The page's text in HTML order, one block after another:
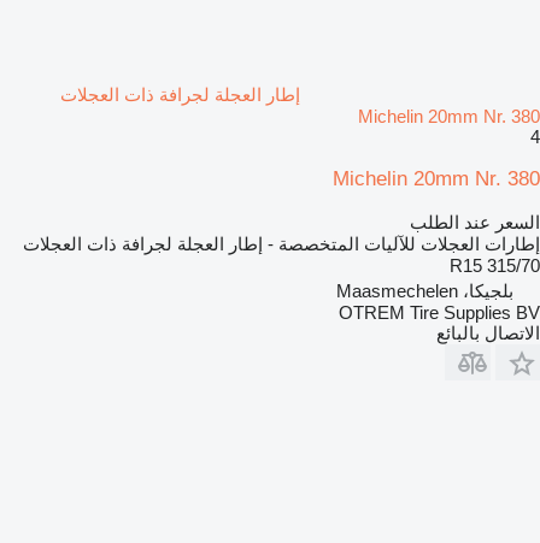
إطار العجلة لجرافة ذات العجلات
Michelin 20mm Nr. 380
4
Michelin 20mm Nr. 380
السعر عند الطلب
إطارات العجلات للآليات المتخصصة - إطار العجلة لجرافة ذات العجلات
315/70 R15
بلجيكا، Maasmechelen
OTREM Tire Supplies BV
الاتصال بالبائع